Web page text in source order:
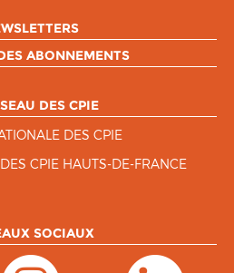
ABONNEMENTS
DES CPIE
DES CPIE
CPIE HAUTS-DE-FRANCE
SOCIAUX